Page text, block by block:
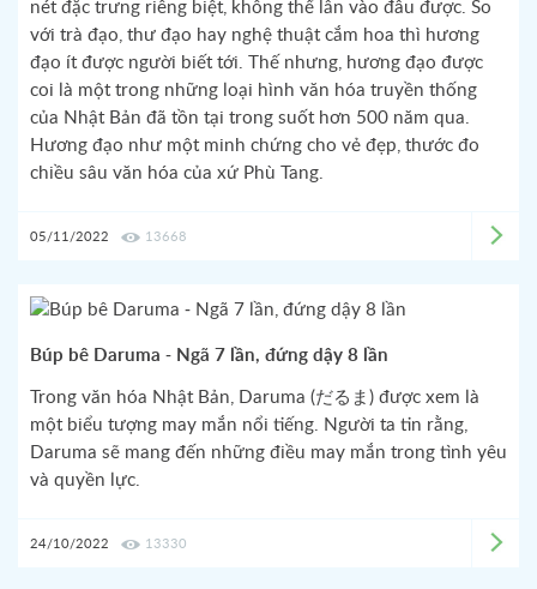
nét đặc trưng riêng biệt, không thể lẫn vào đâu được. So
với trà đạo, thư đạo hay nghệ thuật cắm hoa thì hương
đạo ít được người biết tới. Thế nhưng, hương đạo được
coi là một trong những loại hình văn hóa truyền thống
của Nhật Bản đã tồn tại trong suốt hơn 500 năm qua.
Hương đạo như một minh chứng cho vẻ đẹp, thước đo
chiều sâu văn hóa của xứ Phù Tang.
05/11/2022 13668
Búp bê Daruma - Ngã 7 lần, đứng dậy 8 lần
Trong văn hóa Nhật Bản, Daruma (だるま) được xem là
một biểu tượng may mắn nổi tiếng. Người ta tin rằng,
Daruma sẽ mang đến những điều may mắn trong tình yêu
và quyền lực.
24/10/2022 13330